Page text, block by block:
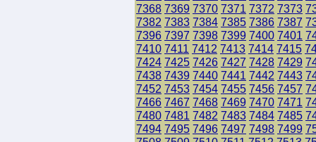
7368 7369 7370 7371 7372 7373
7382 7383 7384 7385 7386 7387
7396 7397 7398 7399 7400 7401
7410 7411 7412 7413 7414 7415
7424 7425 7426 7427 7428 7429
7438 7439 7440 7441 7442 7443
7452 7453 7454 7455 7456 7457
7466 7467 7468 7469 7470 7471
7480 7481 7482 7483 7484 7485
7494 7495 7496 7497 7498 7499